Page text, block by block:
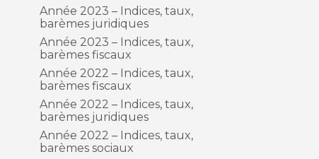
Année 2023 – Indices, taux,
barèmes juridiques
Année 2023 – Indices, taux,
barèmes fiscaux
Année 2022 – Indices, taux,
barèmes fiscaux
Année 2022 – Indices, taux,
barèmes juridiques
Année 2022 – Indices, taux,
barèmes sociaux